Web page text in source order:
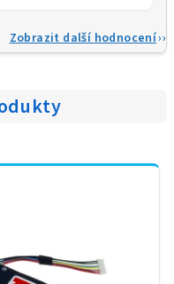
Zobrazit další hodnocení